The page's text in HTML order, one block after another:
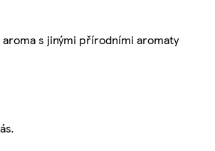
s jinými přírodními aromaty